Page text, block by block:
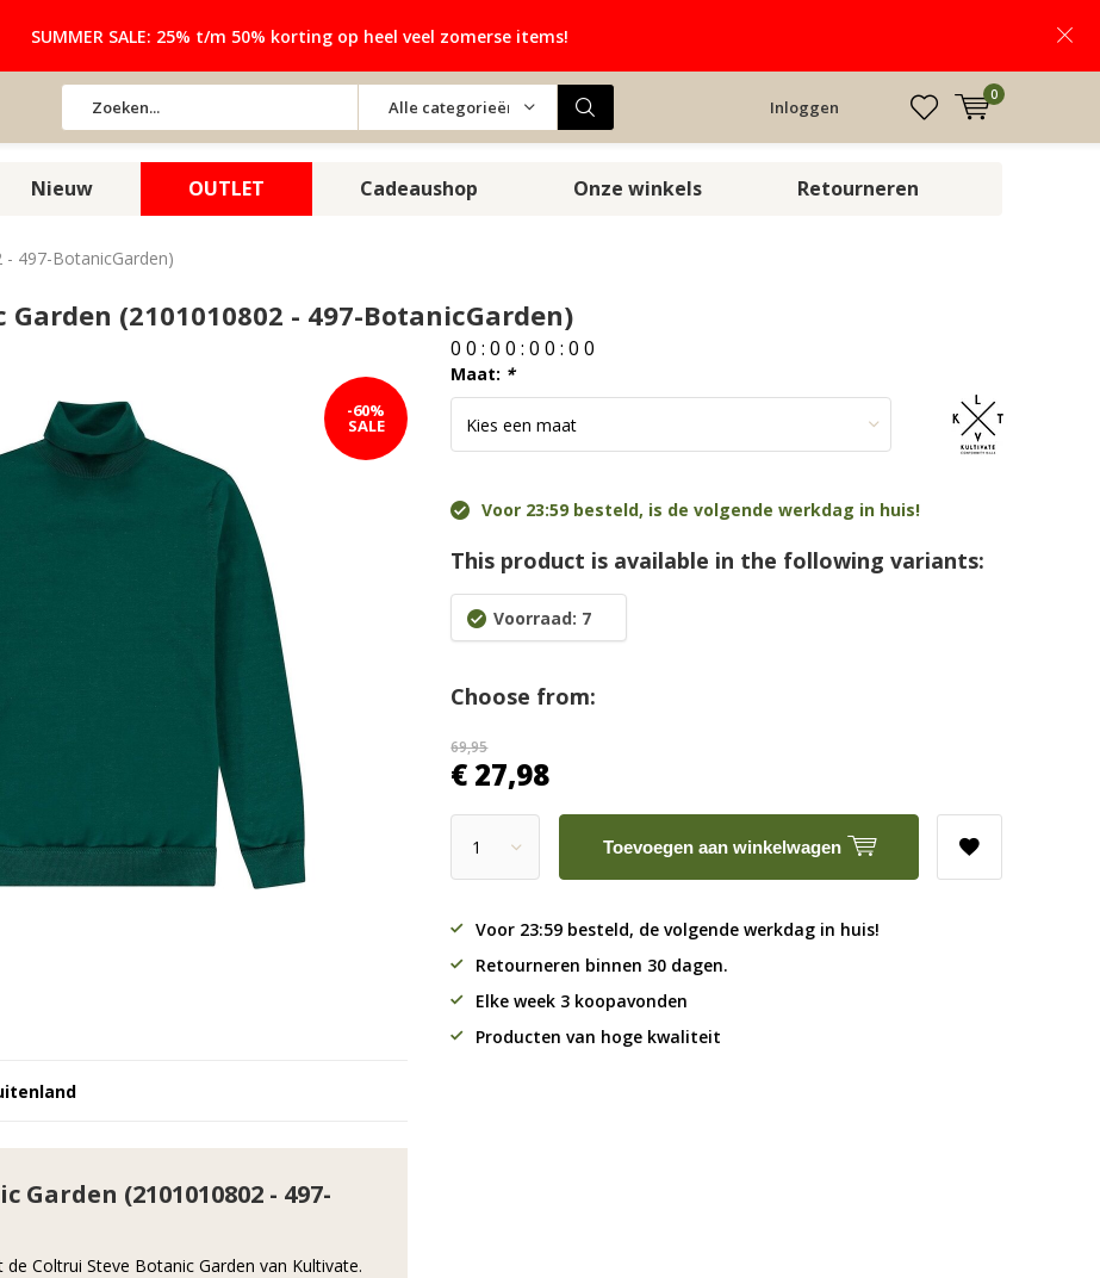
Alle categorieën Inloggen
0
SUMMER SALE: 25% t/m 50% korting op heel veel zomerse items!
Nieuw OUTLET Cadeaushop Onze winkels Retourneren
- 497-BotanicGarden)
(2101010802 - 497-BotanicGarden)
-60%
SALE
0 0 :0 0 :0 0 :0 0
Maat: *
Voor 23:59 besteld, is de volgende werkdag in huis!
This product is available in the following variants:
Voorraad: 7
Choose from:
69,95
€ 27,98
Toevoegen aan winkelwagen
Voor 23:59 besteld, de volgende werkdag in huis!
Retourneren binnen 30 dagen.
Elke week 3 koopavonden
Producten van hoge kwaliteit
(2101010802 - 497-
Coltrui Steve Botanic Garden van Kultivate.